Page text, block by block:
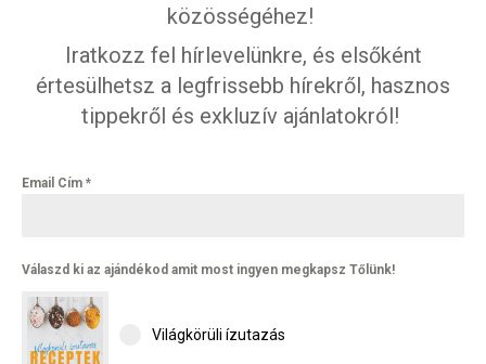
közösségéhez!
Iratkozz fel hírlevelünkre, és elsőként
értesülhetsz a legfrissebb hírekről, hasznos
tippekről és exkluzív ajánlatokról!
Email Cím *
Válaszd ki az ajándékod amit most ingyen megkapsz Tőlünk!
Világkörüli ízutazás